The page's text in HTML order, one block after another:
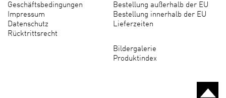
Geschäftsbedingungen
Impressum
Datenschutz
Rücktrittsrecht
Bestellung außerhalb der EU
Bestellung innerhalb der EU
Lieferzeiten
Bildergalerie
Produktindex